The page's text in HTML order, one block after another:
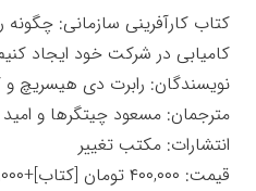
کتاب کارآفرینی سازمانی: چگونه
کامیابی در شرکت خود ایجاد
نویسندگان: رابرت دی هیسریچ و
مترجمان: مسعود چیتگرها و
انتشارات: مکتب تغییر
قیمت: ۴۰۰,۰۰۰ تومان [کتاب]+۲۵۰,۰۰۰ تومان [ارسال پستی]